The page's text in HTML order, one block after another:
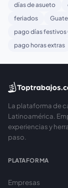
días de asueto
feriados
pago días festivos
pago horas extras
La plataforma de
Latinoamérica.
experiencias y
paso.
PLATAFORMA
Empresas